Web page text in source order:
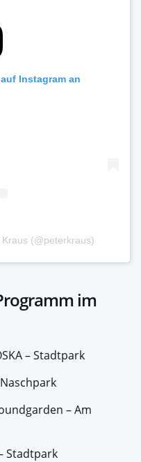
Instagram an
(@peterkraus)
im
– Stadtpark
– Am
Stadtpark